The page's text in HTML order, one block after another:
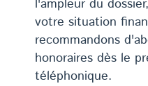
l'ampleur du
votre situation
recommandons
honoraires dès le
téléphonique.